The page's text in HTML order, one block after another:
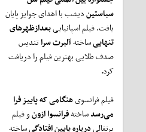
سباستیندیشب با اهدای جوایز پایان
یافت. فیلم اسپانیاییبعدازظهرهای
تنهاییساختهآلبرت سراتندیس
صدف طلایی بهترین فیلم را دریافت
کرد.
فیلم فرانسویهنگامی که پاییز فرا
می‌رسدساختهفرانسوا ازونو فیلم
پرتقالیدرباره پایین افتادگیساخته